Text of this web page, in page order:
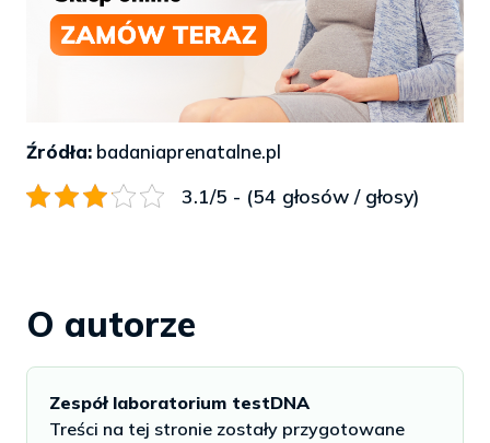
Źródła: badaniaprenatalne.pl
3.1/5 - (54 głosów / głosy)
O autorze
Zespół laboratorium testDNA
Treści na tej stronie zostały przygotowane